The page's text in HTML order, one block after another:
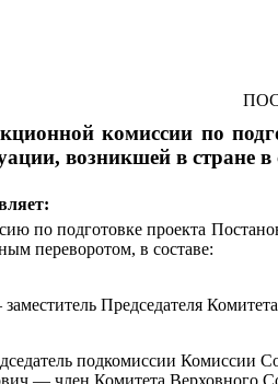
комиссии по
возникшей в стране
по подготовке проекта
переворотом, в составе:
Председателя
подкомиссии Комиссии